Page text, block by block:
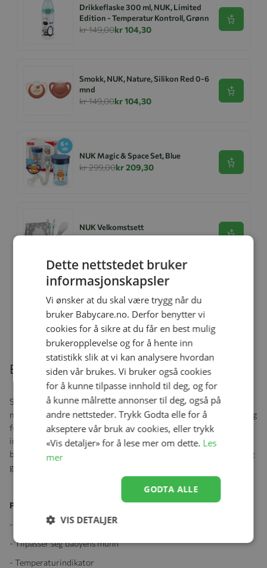
Drikkeflaske 300 ml, NUK, Limited
Edition - Temperatur Kontroll, Grønn
kr 149,00kr 104,30
Se
Smokk, NUK, Nature, Silikon Red 0-6
mnd
kr 149,00kr 104,30
Se
NUK Magic & Space Set, Blue
kr 299,00kr 209,30 Se
NUK Velkomstsett
kr 449,00kr 299,00 Se
stål, Flower, 500ml
kr 499,00kr 349,30
Beskrivelse
Smokken på den nye NUK Perfect Match tåteflasken er utrolig
myk og fleksibel. Den glatte overflaten minner om mammas hud og
formen etterligner mammas bryster, noe som betyr at babyen
instinktivt vet hvordan den skal hvile leppene mot smokken. Når
babyen begynner å suge, legger smokken seg mykt mot leppene og
ganen på en naturlig måte.
Produktspesifiksjoner:
- Naturlig flaskemating
- Tilpasser seg babyens munn
- Temperaturindikator
Dette nettstedet bruker
informasjonskapsler
Vi ønsker at du skal være trygg når du
bruker Babycare.no. Derfor benytter vi
cookies for å sikre at du får en best mulig
brukeropplevelse og for å hente inn
statistikk slik at vi kan analysere hvordan
siden vår brukes. Vi bruker også cookies
for å kunne tilpasse innhold til deg, og for
å kunne målrette annonser til deg, også på
andre nettsteder. Trykk Godta elle for å
akseptere vår bruk av cookies, eller trykk
«Vis detaljer» for å lese mer om dette. Les
mer
GODTA ALLE
VIS DETALJER